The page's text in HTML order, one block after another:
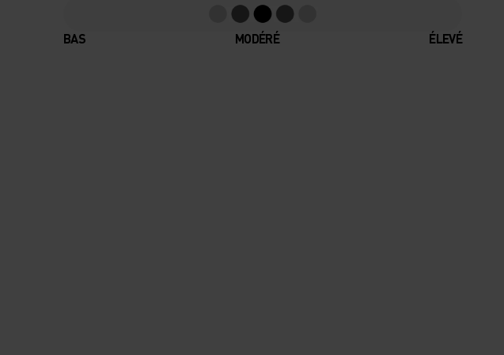
BAS MODÉRÉ ÉLEVÉ